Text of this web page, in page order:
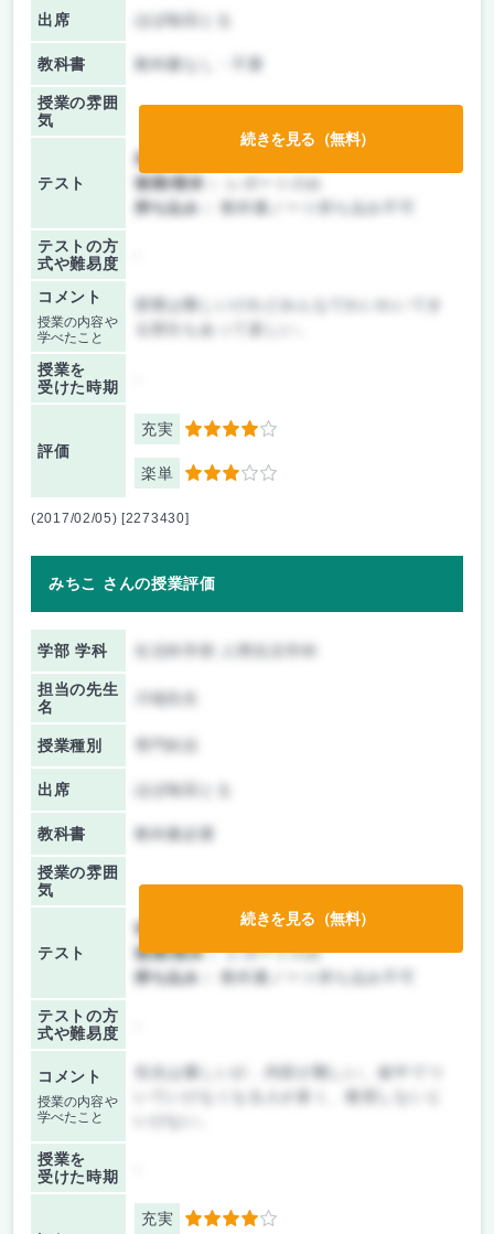
出席 ほぼ毎回とる
教科書 教科書なし・不要
授業の雰囲
気
テスト
前期/中間：
後期/期末：
持ち込み：
教科書ノート持ち込み不可
テストの方
式や難易度
コメント
授業の内容や
学べたこと
る部分もあって楽しい。
授業を
受けた時期
評価
充実 4
楽単 3
続きを見る（無料）
(2017/02/05) [2273430]
みちこ さんの授業評価
学部 学科
担当の先生
名
川端先生
授業種別
出席 ほぼ毎回とる
教科書 教科書必要
授業の雰囲
気
テスト
前期/中間：
テストのみ
後期/期末：レポートのみ
持ち込み：
教科書ノート持ち込み不可
テストの方
式や難易度
コメント
授業の内容や
学べたこと
先生は優しいが、内容が難しい。途中でつ
授業を
受けた時期
充実 4
続きを見る（無料）